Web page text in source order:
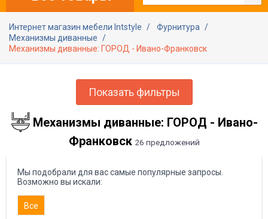
Интернет магазин мебели Intstyle
Фурнитура
Механизмы диванные
Механизмы диванные: ГОРОД - Ивано-Франковск
Показать фильтры
Механизмы диванные: ГОРОД - Ивано-
Франковск 26 предложений
Мы подобрали для вас самые популярные запросы.
Возможно вы искали:
Все